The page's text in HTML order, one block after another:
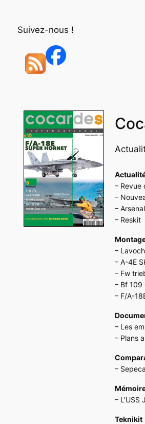
Suivez-nous !
– Revue
–
– Arsenal
– Reskit
–
– A-4E
– Fw
– Bf 109
– F/A-
– Les
– Plans
–
–
Teknikit